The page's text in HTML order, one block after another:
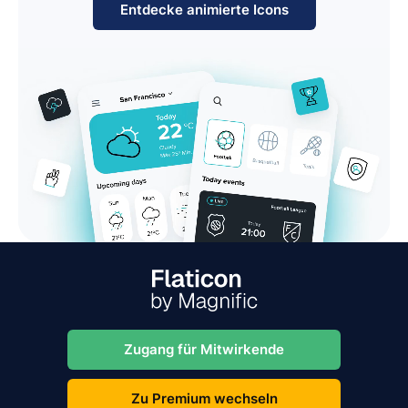
Entdecke animierte Icons
Zugang für Mitwirkende
Zu Premium wechseln